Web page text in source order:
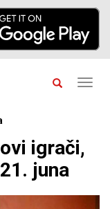
igrači,
juna